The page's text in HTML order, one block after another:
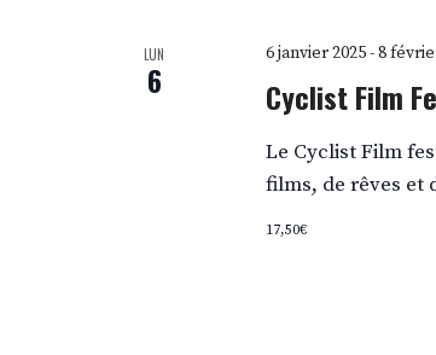
LUN
6 Cyclist Film
6 janvier 2025-8
Le Cyclist Film
films, de rêves et
17,50€